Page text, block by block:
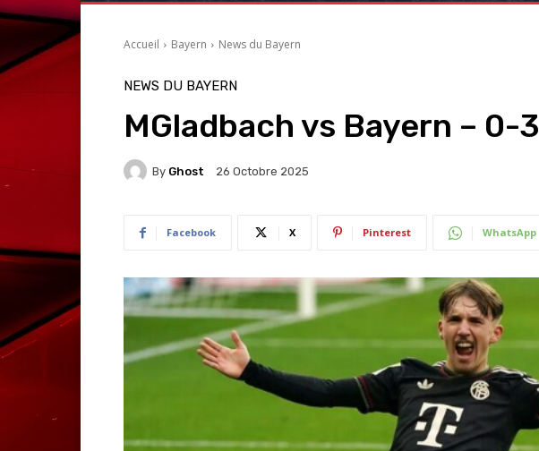
Accueil Bayern News du Bayern
NEWS DU BAYERN
MGladbach vs Bayern – 0-3
By Ghost 26 Octobre 2025
Facebook X Pinterest WhatsApp